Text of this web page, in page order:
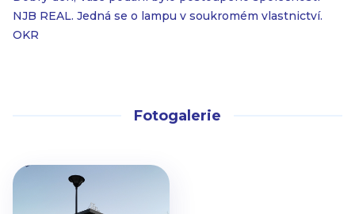
NJB REAL. Jedná se o lampu v soukromém vlastnictví.
OKR
Fotogalerie